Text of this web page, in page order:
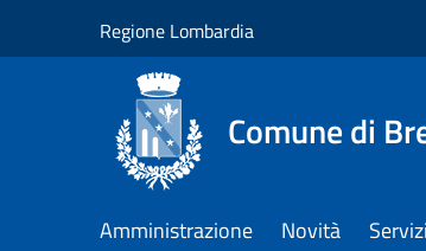
Regione Lombardia
Comune di
Amministrazione Novità Servizi